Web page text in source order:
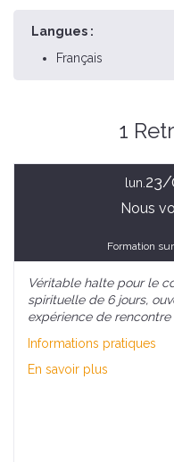
Langues :
Français
1
lun.23/
Nous
Formation
Véritable halte pour le
spirituelle de 6 jours,
expérience de rencontre
Informations pratiques
En savoir plus